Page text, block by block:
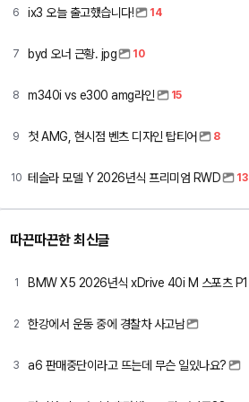
6 ix3 오늘 출고했습니다! 14
7 byd 오너 근황. jpg 10
8 m340i vs e300 amg라인 15
9 첫 AMG, 현시점 벤츠 디자인 탑티어 8
10 테슬라 모델 Y 2026년식 프리미엄 RWD 13
따끈따끈한 최신글
1 BMW X5 2026년식 xDrive 40i M 스포츠 P1
2 한강에서 운동 중에 경찰차 사고남
3 a6 판매중단이라고 뜨는데 무슨 일있나요?